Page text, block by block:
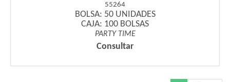
55264
BOLSA: 50 UNIDADES
CAJA: 100 BOLSAS
PARTY TIME
Consultar